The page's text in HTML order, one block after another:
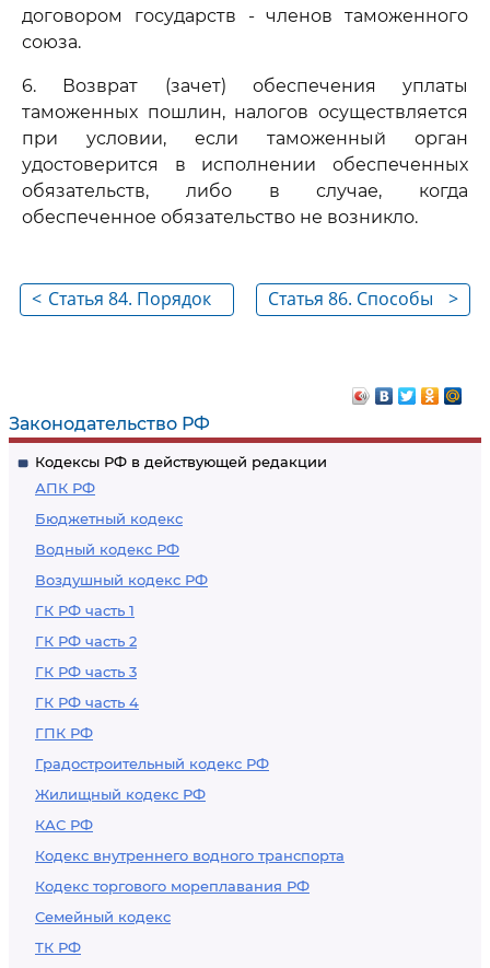
Законодательство РФ
Кодексы РФ в действующей редакции
АПК РФ
Бюджетный кодекс
Водный кодекс РФ
Воздушный кодекс РФ
ГК РФ часть 1
ГК РФ часть 2
ГК РФ часть 3
ГК РФ часть 4
ГПК РФ
Градостроительный кодекс РФ
Жилищный кодекс РФ
КАС РФ
Кодекс внутреннего водного транспорта
Кодекс торгового мореплавания РФ
Семейный кодекс
ТК РФ
договором государств - членов таможенного
союза.
6. Возврат (зачет) обеспечения уплаты
таможенных пошлин, налогов осуществляется
при условии, если таможенный орган
удостоверится в исполнении обеспеченных
обязательств, либо в случае, когда
обеспеченное обязательство не возникло.
< Статья 84. Порядок
>
Статья 86. Способы
пошлин, налогов